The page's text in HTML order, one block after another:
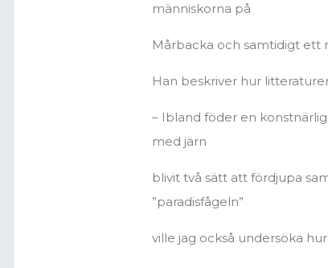
människorna på
Mårbacka och samtidigt ett
Han beskriver hur
– Ibland föder en
med järn
blivit två sätt att fördjupa
”paradisfågeln”
ville jag också undersöka